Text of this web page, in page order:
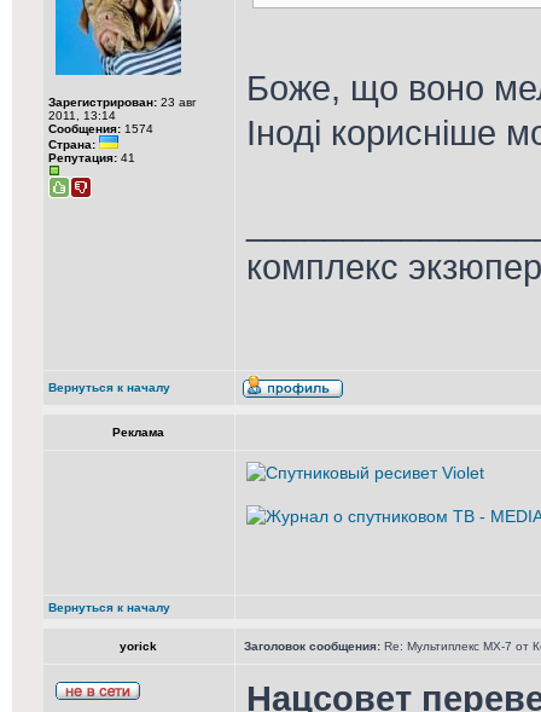
Зарегистрирован: 23 авг
2011, 13:14
Сообщения: 1574
Страна:
Репутация: 41
Боже, що воно
Іноді корисніше
комплекс
Вернуться к началу
Реклама
Вернуться к началу
yorick Заголовок сообщения: Re: Мультиплекс МХ-7 от
Нацсовет